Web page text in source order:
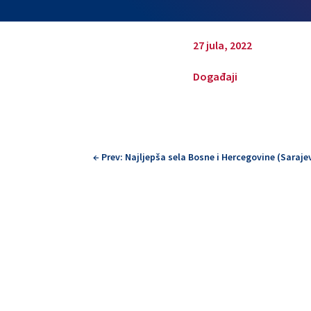
27 jula, 2022
Događaji
← Prev: Najljepša sela Bosne i Hercegovine